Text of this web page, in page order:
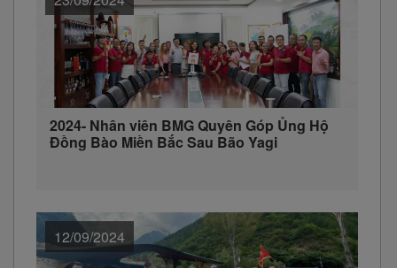
2024- Nhân viên BMG Quyên Góp Ủng Hộ
Đồng Bào Miền Bắc Sau Bão Yagi
12/09/2024